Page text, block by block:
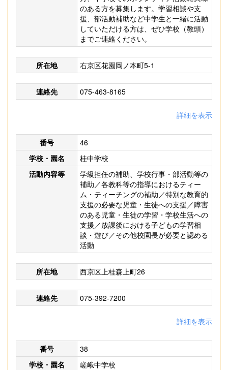
のある方を募集します。学習相談や支
援、部活動補助など中学生と一緒に活動
していただける方は、ぜひ学校（教頭）
までご連絡ください。
所在地 右京区花園岡ノ本町5-1
連絡先 075-463-8165
詳細を表示
番号
46
学校・園名
桂中学校
活動内容等
学級担任の補助、学校行事・部活動等の
補助／各教科等の指導におけるティー
ム・ティーチングの補助／特別な教育的
支援の必要な児童・生徒への支援／障害
のある児童・生徒の学習・学校生活への
支援／放課後における子どもの学習相
談・遊び／その他校園長が必要と認める
活動
所在地 西京区上桂森上町26
連絡先 075-392-7200
詳細を表示
番号
38
学校・園名
嵯峨中学校